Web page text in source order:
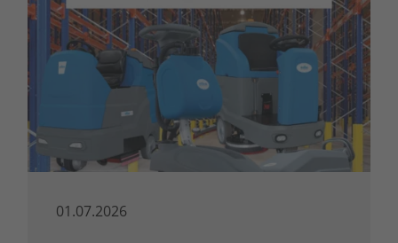
01.07.2026